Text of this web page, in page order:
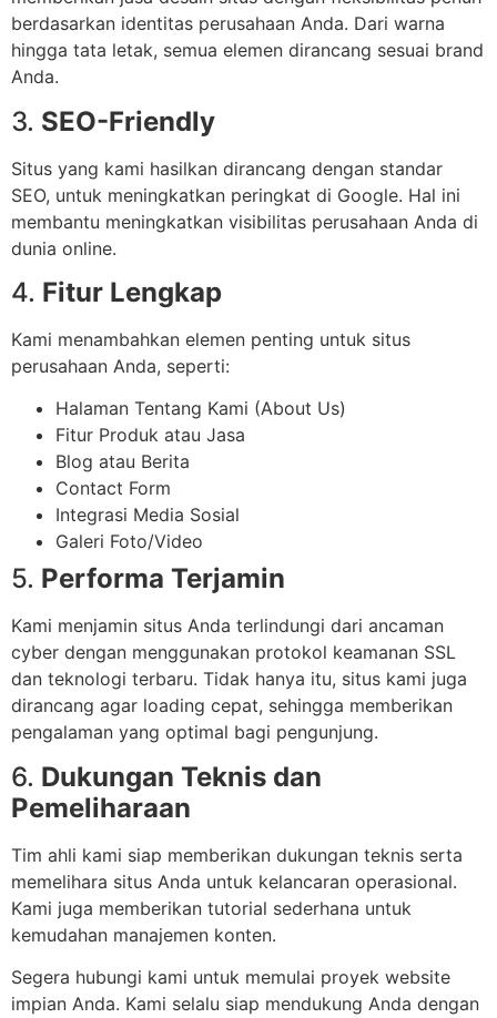
berdasarkan identitas perusahaan Anda. Dari warna
hingga tata letak, semua elemen dirancang sesuai brand
Anda.
3. SEO-Friendly
Situs yang kami hasilkan dirancang dengan standar
SEO, untuk meningkatkan peringkat di Google. Hal ini
membantu meningkatkan visibilitas perusahaan Anda di
dunia online.
4. Fitur Lengkap
Kami menambahkan elemen penting untuk situs
perusahaan Anda, seperti:
Halaman Tentang Kami (About Us)
Fitur Produk atau Jasa
Blog atau Berita
Contact Form
Integrasi Media Sosial
Galeri Foto/Video
5. Performa Terjamin
Kami menjamin situs Anda terlindungi dari ancaman
cyber dengan menggunakan protokol keamanan SSL
dan teknologi terbaru. Tidak hanya itu, situs kami juga
dirancang agar loading cepat, sehingga memberikan
pengalaman yang optimal bagi pengunjung.
6. Dukungan Teknis dan
Pemeliharaan
Tim ahli kami siap memberikan dukungan teknis serta
memelihara situs Anda untuk kelancaran operasional.
Kami juga memberikan tutorial sederhana untuk
kemudahan manajemen konten.
Segera hubungi kami untuk memulai proyek website
impian Anda. Kami selalu siap mendukung Anda dengan